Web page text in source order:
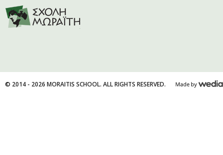
© 2014 - 2026 MORAITIS SCHOOL. ALL RIGHTS RESERVED.